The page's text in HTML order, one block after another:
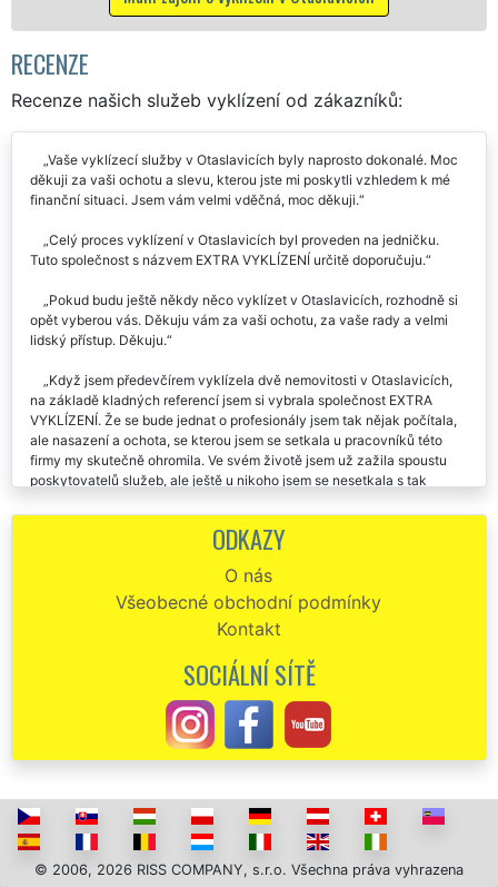
RECENZE
Recenze našich služeb vyklízení od zákazníků:
Vaše vyklízecí služby v Otaslavicích byly naprosto dokonalé. Moc
děkuji za vaši ochotu a slevu, kterou jste mi poskytli vzhledem k mé
finanční situaci. Jsem vám velmi vděčná, moc děkuji.
Celý proces vyklízení v Otaslavicích byl proveden na jedničku.
Tuto společnost s názvem EXTRA VYKLÍZENÍ určitě doporučuju.
Pokud budu ještě někdy něco vyklízet v Otaslavicích, rozhodně si
opět vyberou vás. Děkuju vám za vaši ochotu, za vaše rady a velmi
lidský přístup. Děkuju.
Když jsem předevčírem vyklízela dvě nemovitosti v Otaslavicích,
na základě kladných referencí jsem si vybrala společnost EXTRA
VYKLÍZENÍ. Že se bude jednat o profesionály jsem tak nějak počítala,
ale nasazení a ochota, se kterou jsem se setkala u pracovníků této
firmy my skutečně ohromila. Ve svém životě jsem už zažila spoustu
poskytovatelů služeb, ale ještě u nikoho jsem se nesetkala s tak
který veškeré tyto vyklízecí práce zajišťoval a vše koordinoval. Pokud
budu ještě někdy v životě potřebovat zajistit vyklízení v Otaslavicích,
aby využili tuto firmu EXTRA VYKLÍZENÍ.
Vyklízení v Otaslavicích. Precizní a spolehliví. Děkuji vám za vaše
U této společnosti jsem si objednala vyklízecí práce v Otaslavicích.
Skutečně naprostá spokojenost.
Děkuji za poskytnuté vyklízení v Otaslavicích . Vašeho lidského
přístupu si skutečně vážím. Určitě budu vaši firmu každému
Na základě doporučení od mé kamarádky jsem využila vyklízení v
Otaslavicích od společnosti EXTRA VYKLÍZENÍ. Jsem velmi ráda, že mi
kamarádka takto poradila, protože služby této společnosti byly
skutečně dokonalé. Vyklízení proběhlo bez sebemenšího problému,
ODKAZY
O nás
Všeobecné obchodní podmínky
Kontakt
SOCIÁLNÍ SÍTĚ
© 2006, 2026 RISS COMPANY, s.r.o. Všechna práva vyhrazena